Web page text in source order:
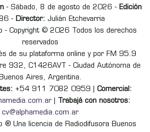
- Sábado, 8 de agosto de 2026 - Edición
- Director: Julián Etchevarria
- Copyright © 2026 Todos los derechos
reservados
de su plataforma online y por FM 95.9
932, C1426AVT - Ciudad Autónoma de
Buenos Aires, Argentina.
+54 911 7082 0959 | Comercial:
Trabajá con nosotros:
cv@alphamedia.com.ar
® Una licencia de Radiodifusora Buenos